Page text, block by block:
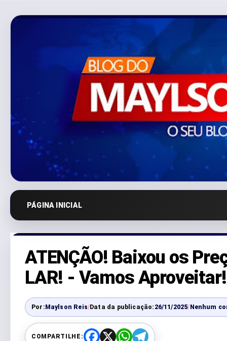
PÁGINA INICIAL
ATENÇÃO! Baixou os
LAR! - Vamos Aproveitar!
Por:Maylson Reis/Data da publicação: 26/11/2025/Nenhum
COMPARTILHE: